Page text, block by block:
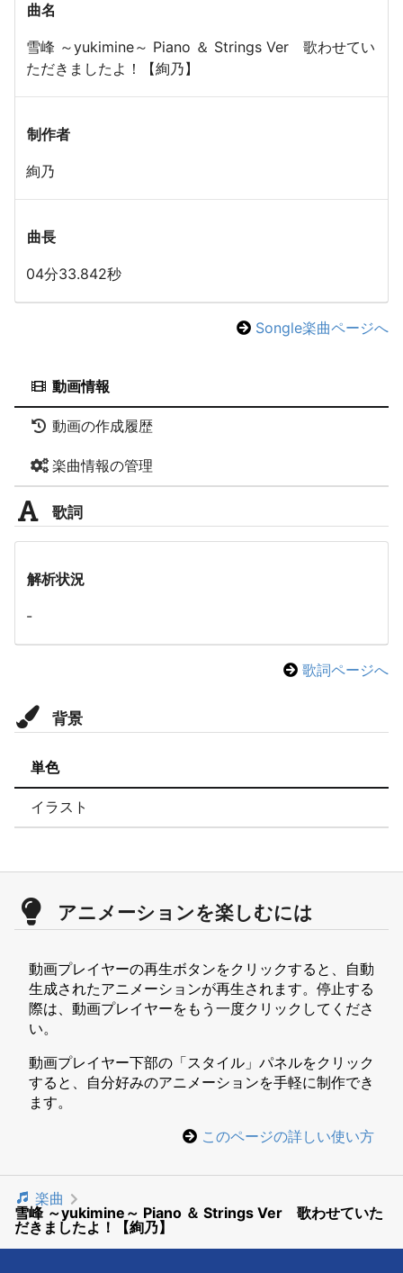
曲名
雪峰 ～yukimine～ Piano ＆ Strings Ver 歌わせてい
ただきましたよ！【絢乃】
制作者
絢乃
曲長
04分33.842秒
Songle楽曲ページへ
動画情報
動画の作成履歴
楽曲情報の管理
歌詞
解析状況
-
歌詞ページへ
背景
単色
イラスト
アニメーションを楽しむには
動画プレイヤーの再生ボタンをクリックすると、自動
生成されたアニメーションが再生されます。停止する
際は、動画プレイヤーをもう一度クリックしてくださ
い。
動画プレイヤー下部の「スタイル」パネルをクリック
すると、自分好みのアニメーションを手軽に制作でき
ます。
このページの詳しい使い方
楽曲
雪峰 ～yukimine～ Piano ＆ Strings Ver 歌わせていた
だきましたよ！【絢乃】